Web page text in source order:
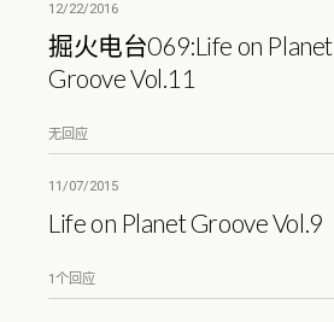
12/22/2016
掘火电台069:Life on Planet
Groove Vol.11
无回应
11/07/2015
Life on Planet Groove Vol.9
1个回应